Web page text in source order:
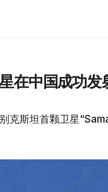
在中国成功发
克斯坦首颗卫星